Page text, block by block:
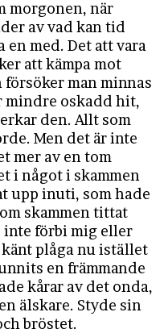
morgonen, när
av vad kan tid
med. Det att vara
att kämpa mot
man minnas
mindre oskadd hit,
den. Allt som
Men det är inte
mer av en tom
i något i skammen
upp inuti, som hade
skammen tittat
förbi mig eller
känt plåga nu istället
en främmande
kårar av det onda,
älskare. Styde sin
bröstet.